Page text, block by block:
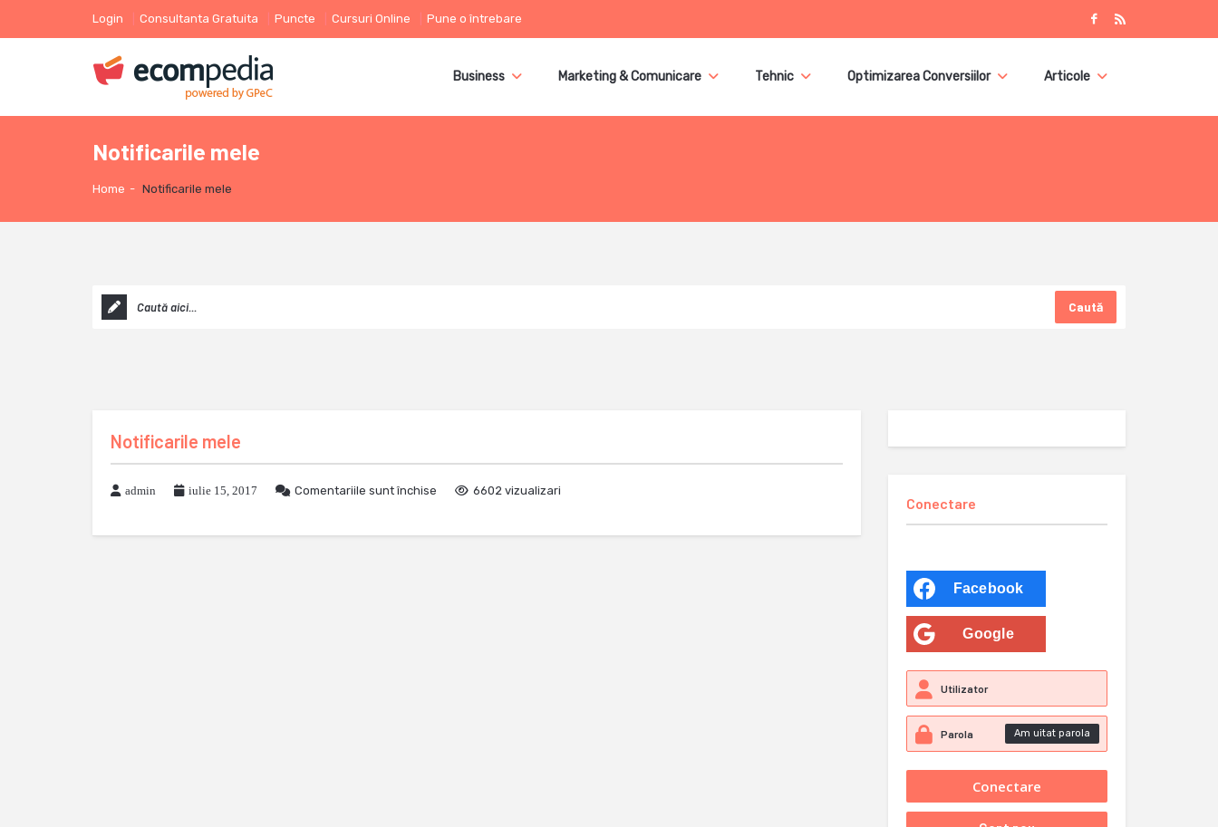
Login Consultanta Gratuita Puncte Cursuri Online Pune o întrebare
Business Marketing & Comunicare Tehnic Optimizarea Conversiilor Articole
Notificarile mele
Home - Notificarile mele
Caută
Notificarile mele
admin iulie 15, 2017 Comentariile sunt închise 6602 vizualizari
Conectare
Facebook
Google
Am uitat parola